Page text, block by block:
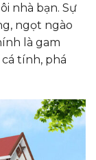
nhà bạn. Sự
ngọt ngào
là gam
tính, phá